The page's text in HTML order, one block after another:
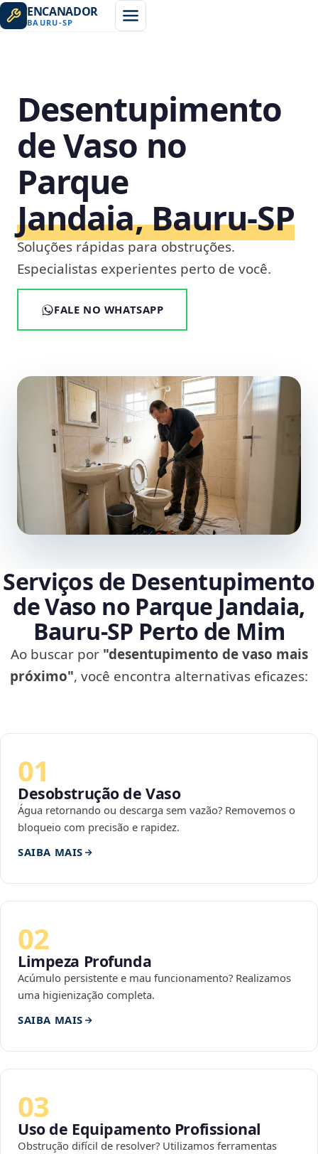
ENCANADOR
BAURU-SP
Desentupimento
de Vaso no
Parque
Jandaia, Bauru‑SP
Soluções rápidas para obstruções.
Especialistas experientes perto de você.
FALE NO WHATSAPP
Serviços de Desentupimento
de Vaso no Parque Jandaia,
Bauru‑SP Perto de Mim
Ao buscar por "desentupimento de vaso mais
próximo", você encontra alternativas eficazes:
01
Desobstrução de Vaso
Água retornando ou descarga sem vazão? Removemos o
bloqueio com precisão e rapidez.
SAIBA MAIS
02
Limpeza Profunda
Acúmulo persistente e mau funcionamento? Realizamos
uma higienização completa.
SAIBA MAIS
03
Uso de Equipamento Profissional
Obstrução difícil de resolver? Utilizamos ferramentas